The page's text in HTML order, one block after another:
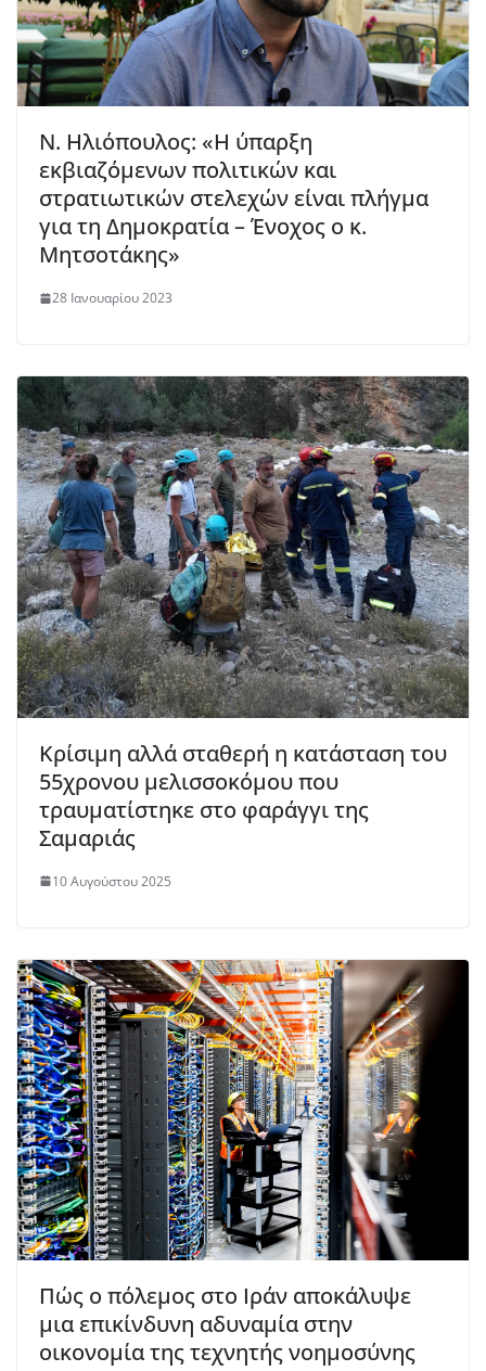
Ν. Ηλιόπουλος: «Η ύπαρξη
εκβιαζόμενων πολιτικών και
στρατιωτικών στελεχών είναι πλήγμα
για τη Δημοκρατία – Ένοχος ο κ.
Μητσοτάκης»
28 Ιανουαρίου 2023
Κρίσιμη αλλά σταθερή η κατάσταση του
55χρονου μελισσοκόμου που
τραυματίστηκε στο φαράγγι της
Σαμαριάς
10 Αυγούστου 2025
Πώς ο πόλεμος στο Ιράν αποκάλυψε
μια επικίνδυνη αδυναμία στην
οικονομία της τεχνητής νοημοσύνης